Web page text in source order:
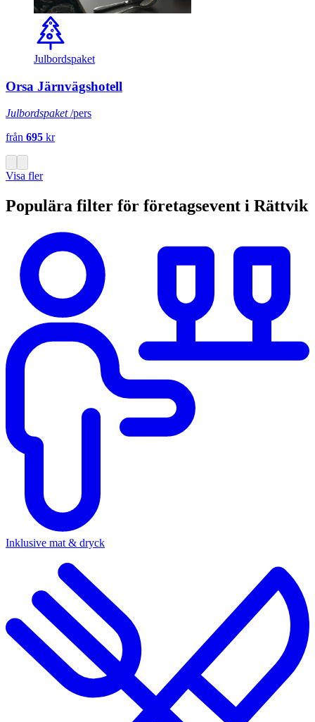
Julbordspaket
Orsa Järnvägshotell
Julbordspaket/pers
från 695 kr
Visa fler
Populära filter för företagsevent i Rättvik
Inklusive mat & dryck